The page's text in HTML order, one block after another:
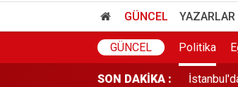
GÜNCEL YAZARLAR
GÜNCEL Politika
SON DAKİKA : YENİ